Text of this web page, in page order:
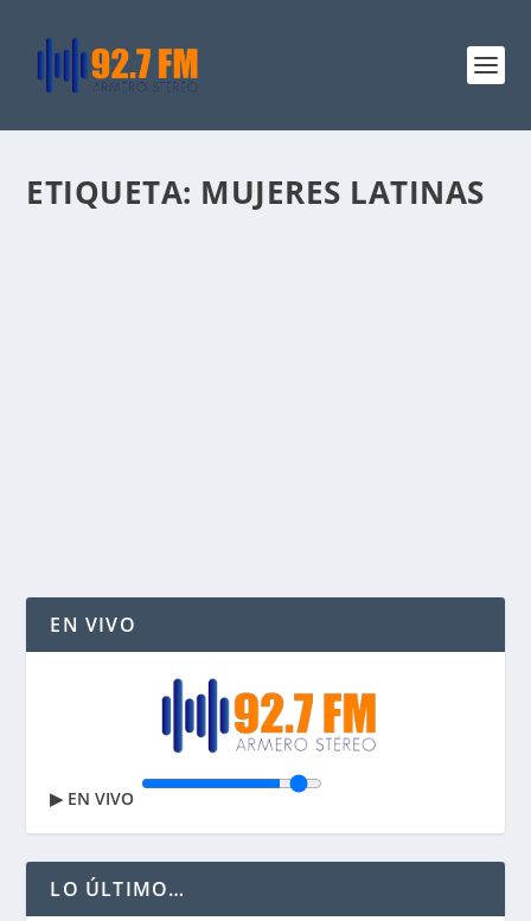
ETIQUETA: MUJERES LATINAS
EN VIVO
▶EN VIVO
LO ÚLTIMO…